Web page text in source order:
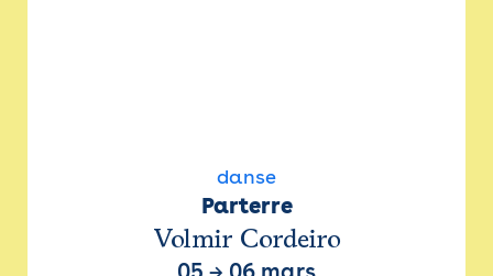
danse
Parterre
Volmir Cordeiro